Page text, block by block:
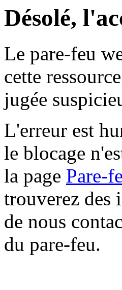
Désolé,
Le pare-feu
cette
jugée
L'erreur est
le blocage
la page Pare-
trouverez des
de nous
du pare-feu.